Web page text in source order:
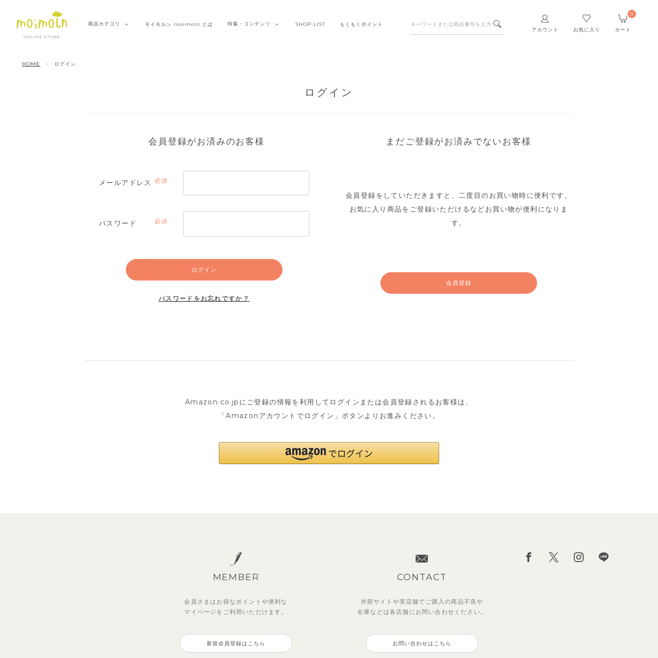
ONLINE STORE
アカウント お気に入り カート
0
商品カテゴリ モイモルン moimoln とは 特集・ コンテンツ SHOP LIST もくもくポイント
HOME ログイン
ログイン
会員登録がお済みのお客様
メールアドレス
パスワード
ログイン
パスワードをお忘れですか？
まだご登録がお済みでないお客様
会員登録をしていただきますと、二度目のお買い物時に便利です。
お気に入り商品をご登録いただけるなどお買い物が便利になりま
す。
会員登録
Amazon.co.jpにご登録の情報を利用してログインまたは会員登録されるお客様は、
「Amazonアカウントでログイン」ボタンよりお進みください。
MEMBER
会員さまはお得なポイントや便利な
マイページを ご利用いただけます。
新規会員登録はこちら
CONTACT
外部サイトや実店舗でご購入の商品不良や
在庫などは各店舗に お問い合わせください。
お問い合わせはこちら